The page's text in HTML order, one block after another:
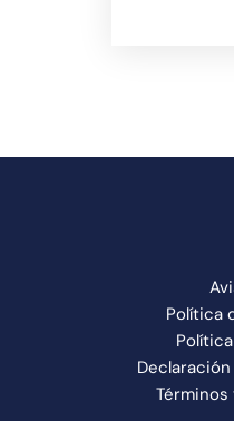
Política